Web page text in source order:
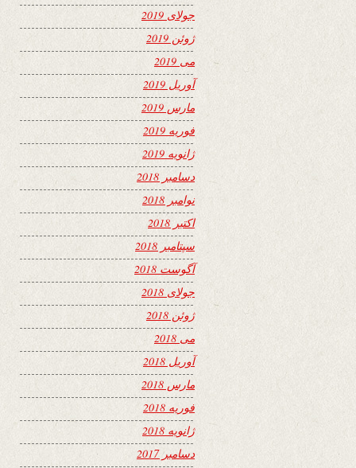
جولای 2019
ژوئن 2019
می 2019
آوریل 2019
مارس 2019
فوریه 2019
ژانویه 2019
دسامبر 2018
نوامبر 2018
اکتبر 2018
سپتامبر 2018
آگوست 2018
جولای 2018
ژوئن 2018
می 2018
آوریل 2018
مارس 2018
فوریه 2018
ژانویه 2018
دسامبر 2017